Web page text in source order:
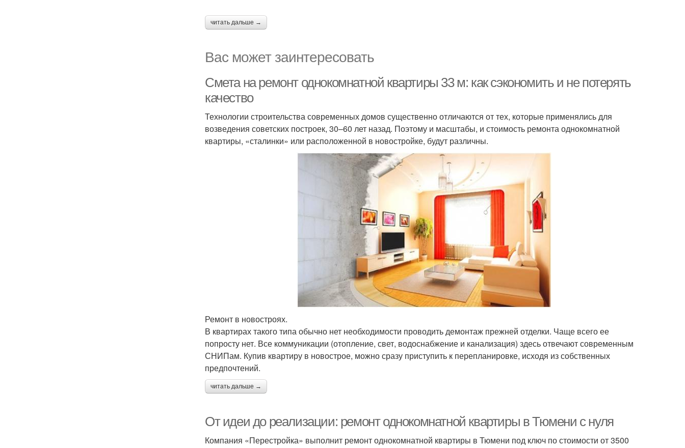
читать дальше →
Вас может заинтересовать
Смета на ремонт однокомнатной квартиры 33 м: как сэкономить и не потерять
качество
Технологии строительства современных домов существенно отличаются от тех, которые применялись для
возведения советских построек, 30–60 лет назад. Поэтому и масштабы, и стоимость ремонта однокомнатной
квартиры, «сталинки» или расположенной в новостройке, будут различны.
Ремонт в новостроях.
В квартирах такого типа обычно нет необходимости проводить демонтаж прежней отделки. Чаще всего ее
попросту нет. Все коммуникации (отопление, свет, водоснабжение и канализация) здесь отвечают современным
СНИПам. Купив квартиру в новострое, можно сразу приступить к перепланировке, исходя из собственных
предпочтений.
читать дальше →
От идеи до реализации: ремонт однокомнатной квартиры в Тюмени с нуля
Компания «Перестройка» выполнит ремонт однокомнатной квартиры в Тюмени под ключ по стоимости от 3500